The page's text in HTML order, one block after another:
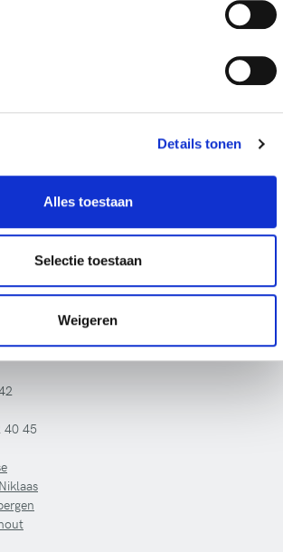
Details tonen
Alles toestaan
Selectie toestaan
Weigeren
Klantengetuigen
waarom zij hebben gekozen voor
LivingWood.
Klanten aan het woord
40 45